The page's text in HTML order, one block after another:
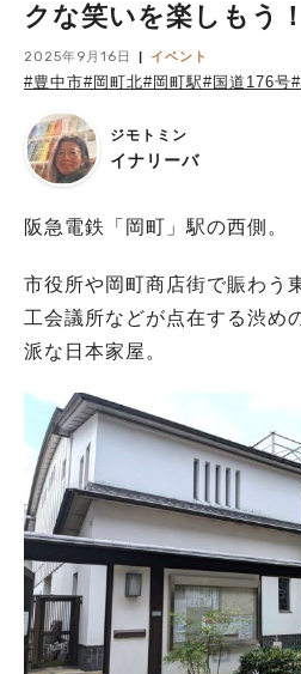
クな笑いを楽しもう！
2025年9月16日 イベント
#豊中市#岡町北#岡町駅#国道176号
ジモトミン
イナリーバ
阪急電鉄「岡町」駅の西側。
市役所や岡町商店街で賑わう
工会議所などが点在する渋め
派な日本家屋。